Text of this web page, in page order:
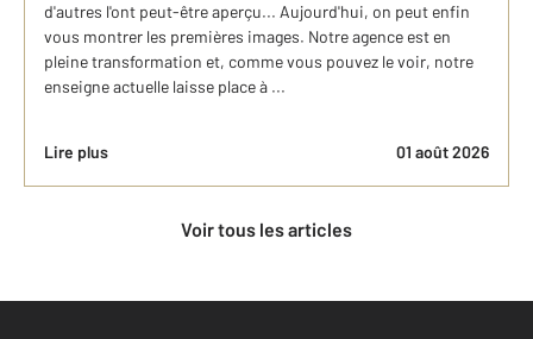
d'autres l'ont peut-être aperçu... Aujourd'hui, on peut enfin
vous montrer les premières images. Notre agence est en
pleine transformation et, comme vous pouvez le voir, notre
enseigne actuelle laisse place à ...
Lire plus 01 août 2026
Voir tous les articles